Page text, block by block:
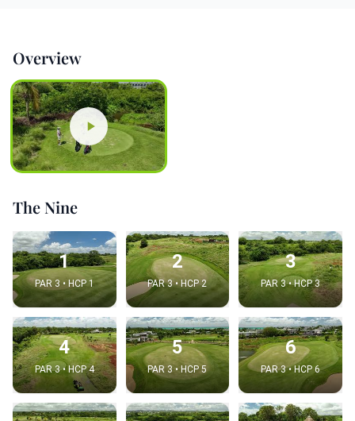
Overview
The Nine
1
PAR 3 • HCP 1
2
PAR 3 • HCP 2
3
PAR 3 • HCP 3
4
PAR 3 • HCP 4
5
PAR 3 • HCP 5
6
PAR 3 • HCP 6